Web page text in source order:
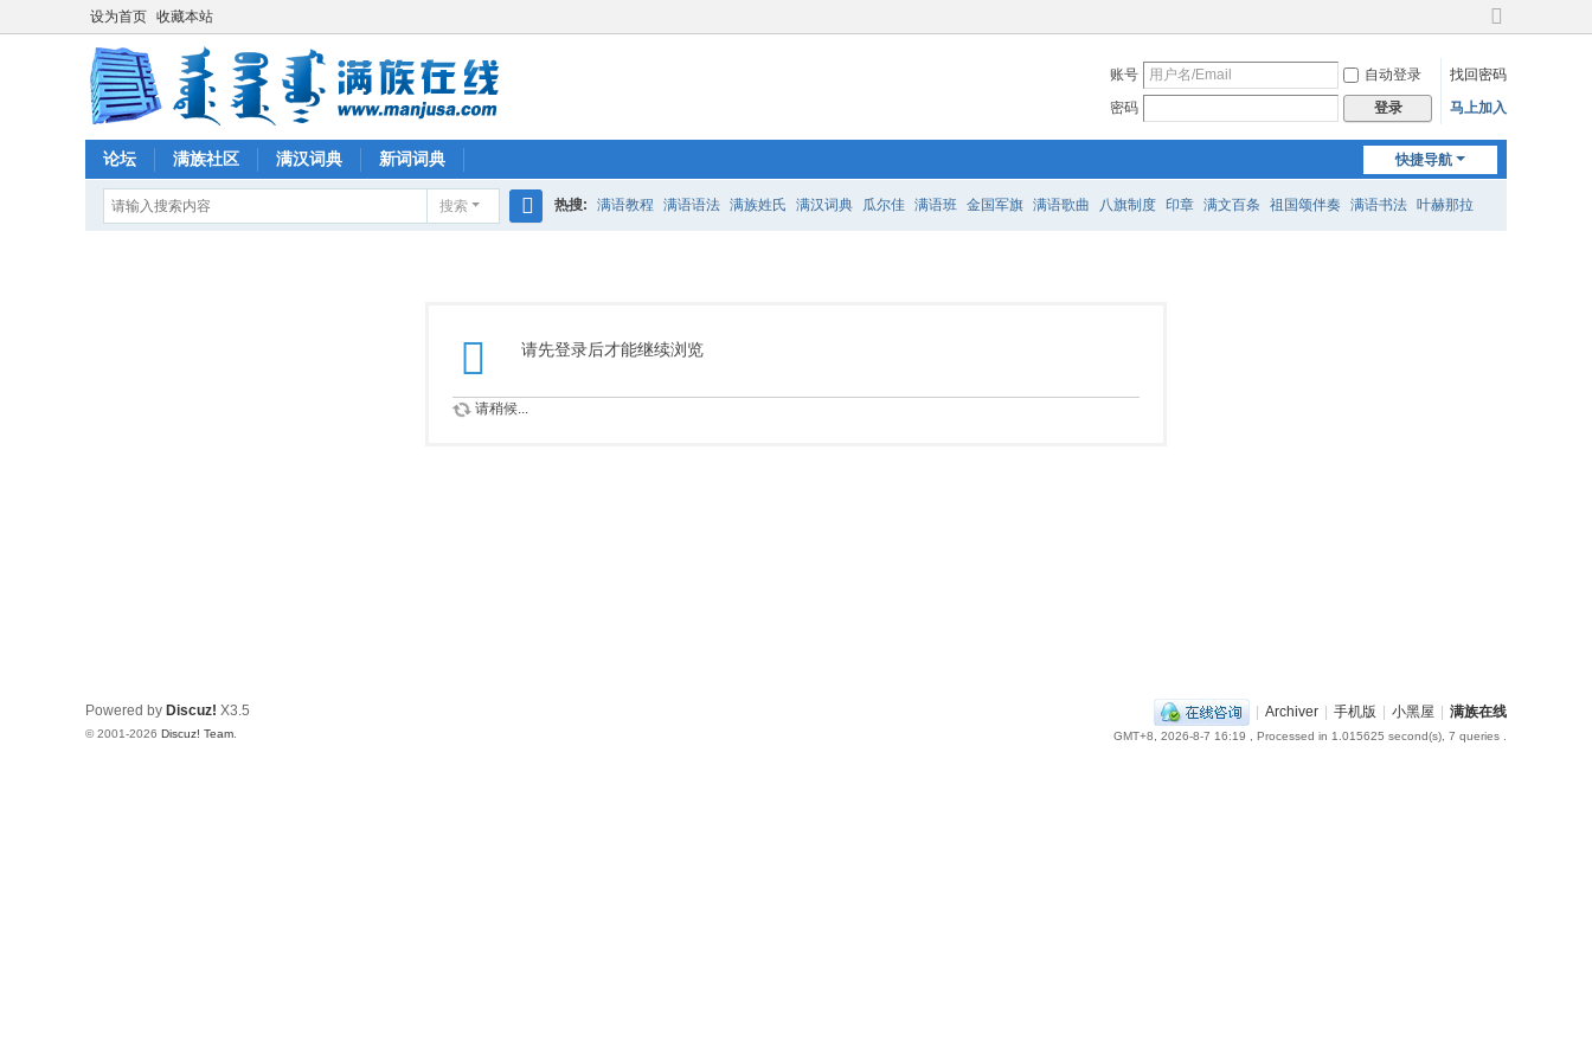
设为首页 收藏本站
切
到
宽
账号 自动登录
找回密码
密码
登录 马上加入
快捷导航
论坛 满族社区 满汉词典 新词词典
搜索 热搜: 满语教程 满语语法 满族姓氏 满汉词典 瓜尔佳 满语班 金国军旗 满语歌曲 八旗制度 印章 满文百条 祖国颂伴奏 满语书法 叶赫那拉
请先登录后才能继续浏览
请稍候...
| Archiver | 手机版 | 小黑屋 | 满族在线
GMT+8, 2026-8-7 16:19 , Processed in 1.015625 second(s), 7 queries .
Powered by Discuz! X3.5
© 2001-2026 Discuz! Team